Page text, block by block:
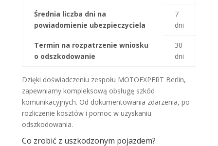
Średnia liczba dni na
powiadomienie ubezpieczyciela
7
dni
Termin na rozpatrzenie wniosku
o odszkodowanie
30
dni
Dzięki doświadczeniu zespołu MOTOEXPERT Berlin,
zapewniamy kompleksową obsługę szkód
komunikacyjnych. Od dokumentowania zdarzenia, po
rozliczenie kosztów i pomoc w uzyskaniu
odszkodowania.
Co zrobić z uszkodzonym pojazdem?